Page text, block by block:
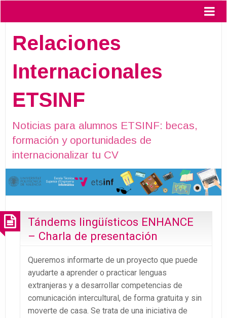
Relaciones
Internacionales
ETSINF
Noticias para alumnos ETSINF: becas,
formación y oportunidades de
internacionalizar tu CV
Tándems lingüísticos ENHANCE
– Charla de presentación
Queremos informarte de un proyecto que puede
ayudarte a aprender o practicar lenguas
extranjeras y a desarrollar competencias de
comunicación intercultural, de forma gratuita y sin
moverte de casa. Se trata de una iniciativa de